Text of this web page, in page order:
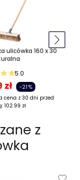
ulicówka 160 x 30
5.0
zł -21%
cena z 30 dni przed
102.99 zł
z